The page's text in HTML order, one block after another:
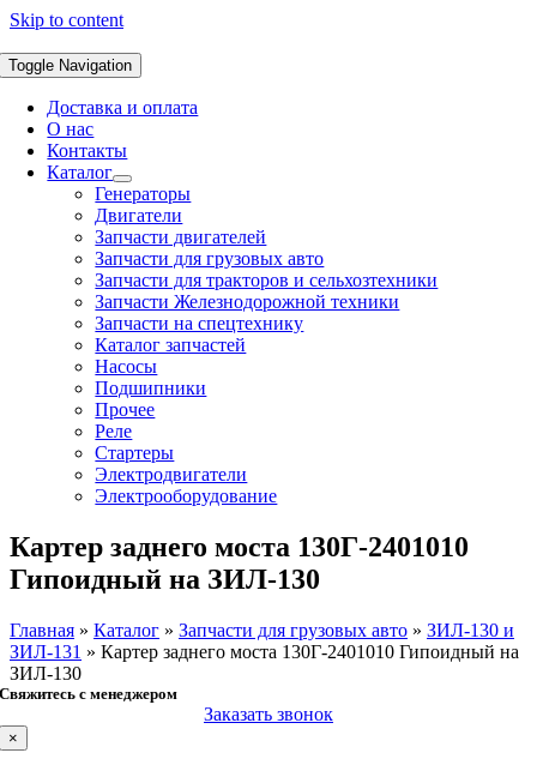
Skip to content
Toggle Navigation
Доставка и оплата
О нас
Контакты
Каталог
Генераторы
Двигатели
Запчасти двигателей
Запчасти для грузовых авто
Запчасти для тракторов и сельхозтехники
Запчасти Железнодорожной техники
Запчасти на спецтехнику
Каталог запчастей
Насосы
Подшипники
Прочее
Реле
Стартеры
Электродвигатели
Электрооборудование
Картер заднего моста 130Г-2401010
Гипоидный на ЗИЛ-130
Главная » Каталог » Запчасти для грузовых авто » ЗИЛ-130 и
ЗИЛ-131 » Картер заднего моста 130Г-2401010 Гипоидный на
ЗИЛ-130
Свяжитесь с менеджером
Заказать звонок
×